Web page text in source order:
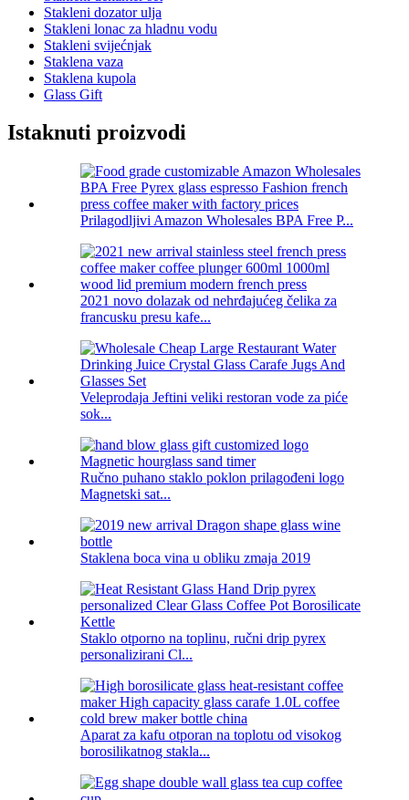
Stakleni dozator ulja
Stakleni lonac za hladnu vodu
Stakleni svijećnjak
Staklena vaza
Staklena kupola
Glass Gift
Istaknuti proizvodi
Prilagodljivi Amazon Wholesales BPA Free P...
2021 novo dolazak od nehrđajućeg čelika za
francusku presu kafe...
Veleprodaja Jeftini veliki restoran vode za piće
sok...
Ručno puhano staklo poklon prilagođeni logo
Magnetski sat...
Staklena boca vina u obliku zmaja 2019
Staklo otporno na toplinu, ručni drip pyrex
personalizirani Cl...
Aparat za kafu otporan na toplotu od visokog
borosilikatnog stakla...